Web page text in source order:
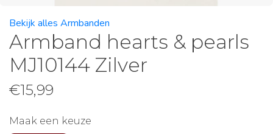
Bekijk alles Armbanden
Armband hearts & pearls
MJ10144 Zilver
€15,99
Maak een keuze